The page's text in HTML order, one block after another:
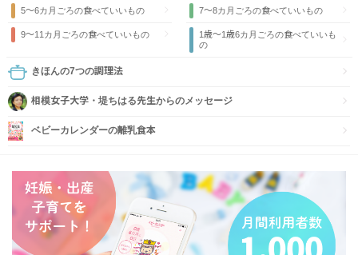
5～6カ月ごろの食べていいもの 7～8カ月ごろの食べていいもの
9〜11カ月ごろの食べていいもの
1歳〜1歳6カ月ごろの食べていいも
の
きほんの7つの調理法
相模女子大学・堤ちはる先生からのメッセージ
ベビーカレンダーの離乳食本